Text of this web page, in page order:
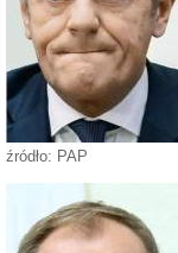
źródło: PAP